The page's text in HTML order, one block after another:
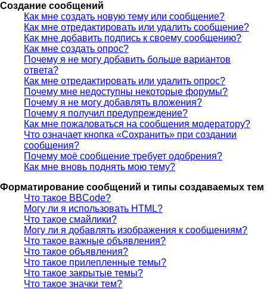
Создание сообщений
Как мне создать новую тему или сообщение?
Как мне отредактировать или удалить сообщение?
Как мне добавить подпись к своему сообщению?
Как мне создать опрос?
Почему я не могу добавить больше вариантов
ответа?
Как мне отредактировать или удалить опрос?
Почему мне недоступны некоторые форумы?
Почему я не могу добавлять вложения?
Почему я получил предупреждение?
Как мне пожаловаться на сообщения модератору?
Что означает кнопка «Сохранить» при создании
сообщения?
Почему моё сообщение требует одобрения?
Как мне вновь поднять мою тему?
Форматирование сообщений и типы создаваемых тем
Что такое BBCode?
Могу ли я использовать HTML?
Что такое смайлики?
Могу ли я добавлять изображения к сообщениям?
Что такое важные объявления?
Что такое объявления?
Что такое прилепленные темы?
Что такое закрытые темы?
Что такое значки тем?